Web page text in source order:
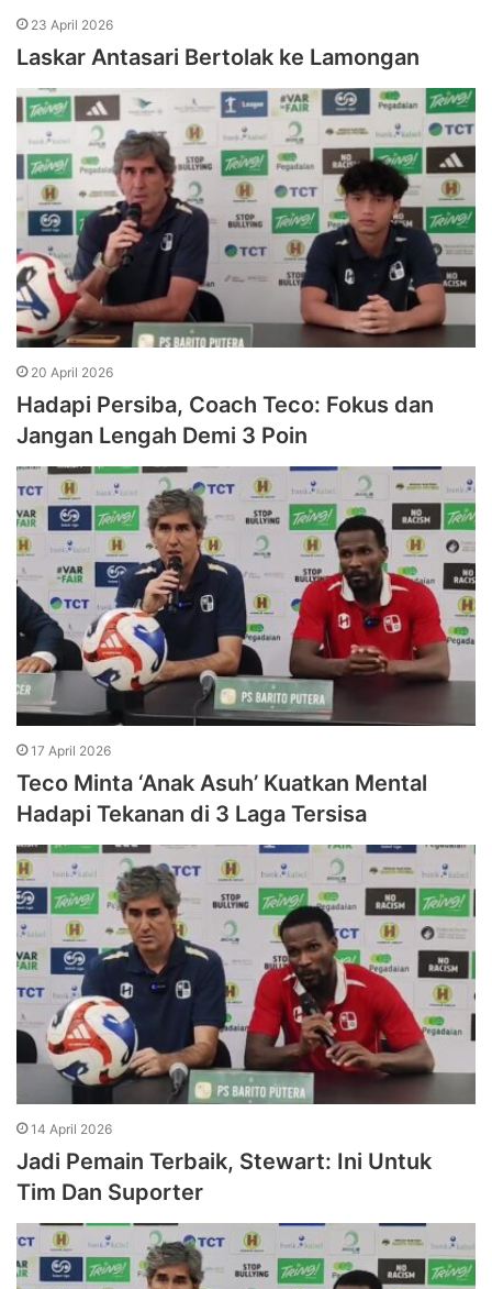
23 April 2026
Laskar Antasari Bertolak ke Lamongan
20 April 2026
Hadapi Persiba, Coach Teco: Fokus dan
Jangan Lengah Demi 3 Poin
17 April 2026
Teco Minta ‘Anak Asuh’ Kuatkan Mental
Hadapi Tekanan di 3 Laga Tersisa
14 April 2026
Jadi Pemain Terbaik, Stewart: Ini Untuk
Tim Dan Suporter